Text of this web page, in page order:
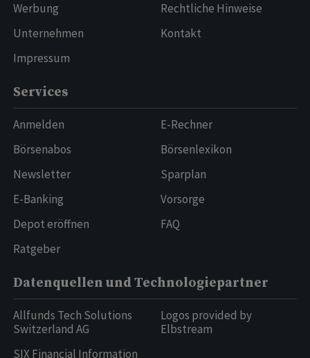
Werbung
Unternehmen
Impressum
Rechtliche Hinweise
Kontakt
Services
Anmelden
Börsenabos
Newsletter
E-Banking
Depot eröffnen
Ratgeber
E-Rechner
Börsenlexikon
Sparplan
Vorsorge
FAQ
Datenquellen und Technologiepartner
Allfunds Tech Solutions
Switzerland AG
SIX Financial Information
Logos provided by
Elbstream